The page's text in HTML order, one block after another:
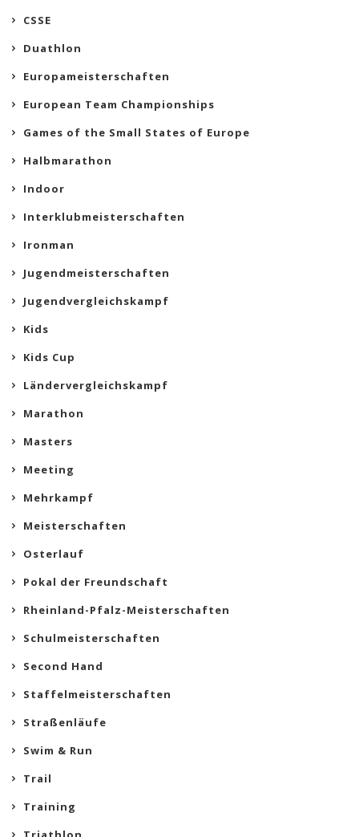
CSSE
Duathlon
Europameisterschaften
European Team Championships
Games of the Small States of Europe
Halbmarathon
Indoor
Interklubmeisterschaften
Ironman
Jugendmeisterschaften
Jugendvergleichskampf
Kids
Kids Cup
Ländervergleichskampf
Marathon
Masters
Meeting
Mehrkampf
Meisterschaften
Osterlauf
Pokal der Freundschaft
Rheinland-Pfalz-Meisterschaften
Schulmeisterschaften
Second Hand
Staffelmeisterschaften
Straßenläufe
Swim & Run
Trail
Training